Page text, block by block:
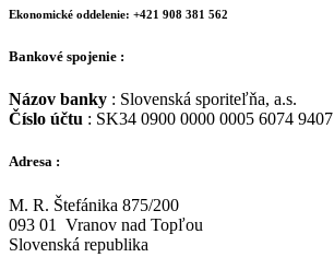
Ekonomické oddelenie: +421 908 381 562
Bankové spojenie :
Názov banky : Slovenská sporiteľňa, a.s.
Číslo účtu : SK34 0900 0000 0005 6074 9407
Adresa :
M. R. Štefánika 875/200
093 01 Vranov nad Topľou
Slovenská republika